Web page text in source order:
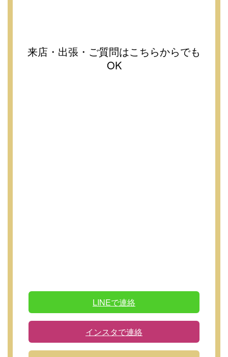
来店・出張・ご質問はこちらからでも
OK
LINEで連絡
インスタで連絡